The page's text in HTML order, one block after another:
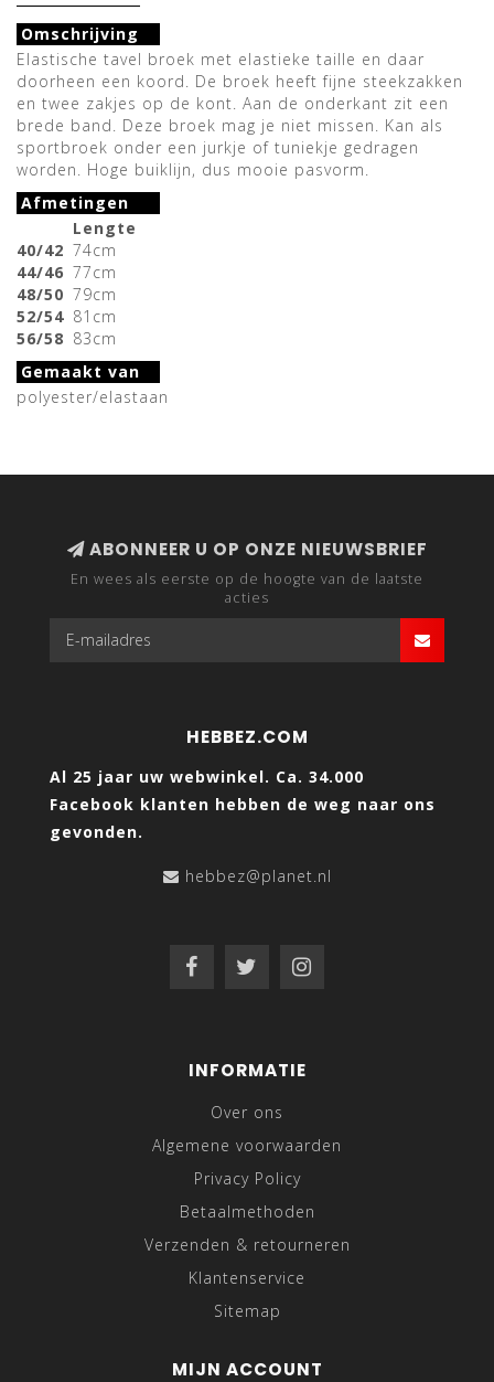
Omschrijving
Elastische tavel broek met elastieke taille en daar
doorheen een koord. De broek heeft fijne steekzakken
en twee zakjes op de kont. Aan de onderkant zit een
brede band. Deze broek mag je niet missen. Kan als
sportbroek onder een jurkje of tuniekje gedragen
worden. Hoge buiklijn, dus mooie pasvorm.
Afmetingen
Lengte
40/42 74cm
44/46 77cm
48/50 79cm
52/54 81cm
56/58 83cm
Gemaakt van
polyester/elastaan
ABONNEER U OP ONZE NIEUWSBRIEF
En wees als eerste op de hoogte van de laatste
acties
HEBBEZ.COM
Al 25 jaar uw webwinkel. Ca. 34.000
Facebook klanten hebben de weg naar ons
gevonden.
hebbez@planet.nl
INFORMATIE
Over ons
Algemene voorwaarden
Privacy Policy
Betaalmethoden
Verzenden & retourneren
Klantenservice
Sitemap
MIJN ACCOUNT